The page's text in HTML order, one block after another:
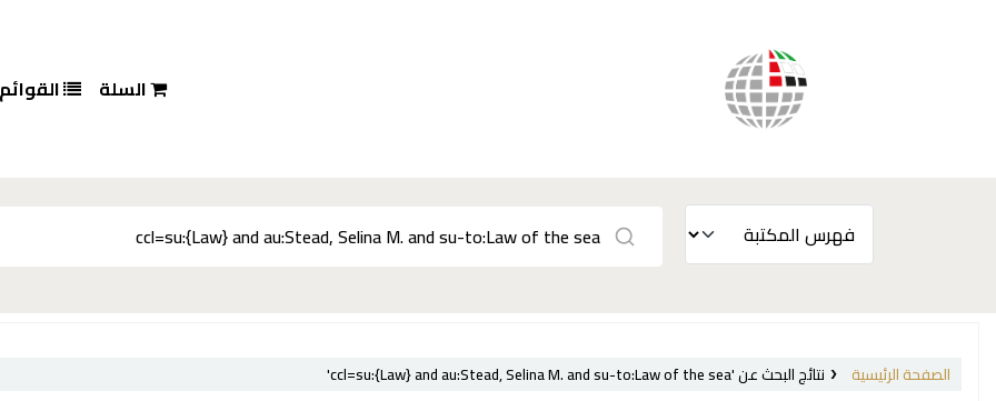
السلة القوائم
الصفحة الرئيسية نتائج البحث عن 'ccl=su:{Law} and au:Stead, Selina M. and su-to:Law of the sea'